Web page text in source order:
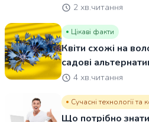
2 хв.читання
Цікаві факти
Квіти схожі на
садові
4 хв.читання
Сучасні технології та
Що потрібно